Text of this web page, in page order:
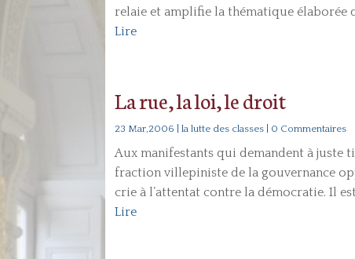
relaie et amplifie la thématique élaborée
Lire
La rue, la loi, le droit
23 Mar,2006 |la lutte des classes | 0 Commentaires
Aux manifestants qui demandent à juste
fraction villepiniste de la gouvernance
crie à l’attentat contre la démocratie. Il
Lire